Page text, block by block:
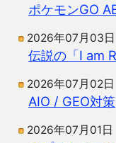
ポケモンGO
2026年07月03日
伝説の「I am
2026年07月02日
AIO / GEO対策
2026年07月01日